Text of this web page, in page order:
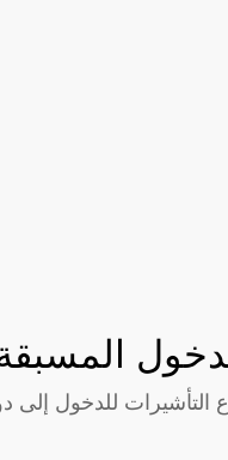
المسبقة
التأشيرات للدخول إلى